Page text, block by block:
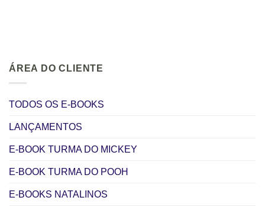
ÁREA DO CLIENTE
TODOS OS E-BOOKS
LANÇAMENTOS
E-BOOK TURMA DO MICKEY
E-BOOK TURMA DO POOH
E-BOOKS NATALINOS